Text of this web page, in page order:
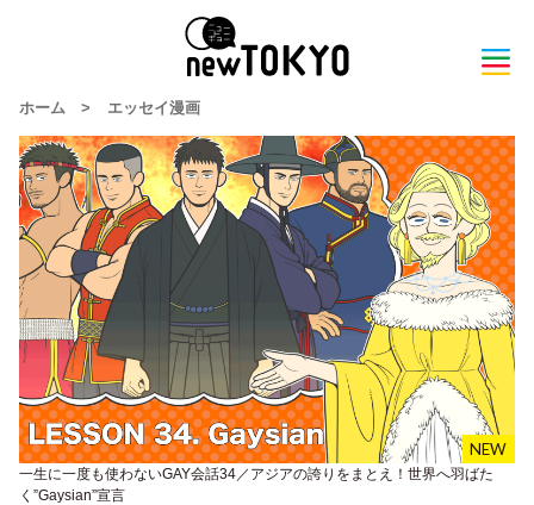
ホーム > エッセイ漫画
一生に一度も使わないGAY会話34／アジアの誇りをまとえ！世界へ羽ばた
く”Gaysian”宣言